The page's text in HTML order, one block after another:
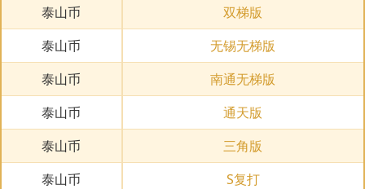
泰山币
双梯版
泰山币
无锡无梯版
泰山币
南通无梯版
泰山币
通天版
泰山币
三角版
泰山币
S复打